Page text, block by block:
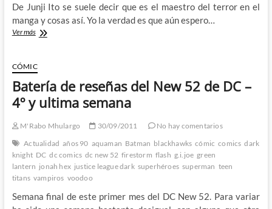
de
los
Titanes
De Junji Ito se suele decir que es el maestro del terror en el
manga y cosas así. Yo la verdad es que aún espero…
Ver másJunji
del
asco
y
absurdo
CÓMIC
Batería de reseñas del New 52 de DC –
4º y ultima semana
M'Rabo Mhulargo 30/09/2011
No hay comentarios
Actualidad años 90 aquaman Batman blackhawks cómic comics dark
knight DC dc comics dc new 52 firestorm flash g.i.joe green
lantern jonah hex justice league dark superhéroes superman teen
titans vampiros voodoo
Semana final de este primer mes del DC New 52. Para variar